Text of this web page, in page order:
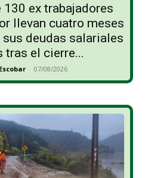
ex trabajadores
llevan cuatro meses
deudas salariales
tras el cierre...
- 07/08/2026